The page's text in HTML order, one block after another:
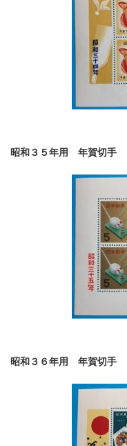
昭和３５年用 年賀切手
昭和３６年用 年賀切手